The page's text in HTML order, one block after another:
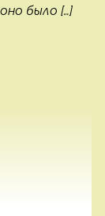
было […]